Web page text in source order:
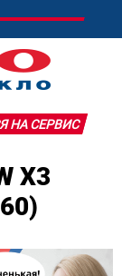
НА СЕРВИС
X3